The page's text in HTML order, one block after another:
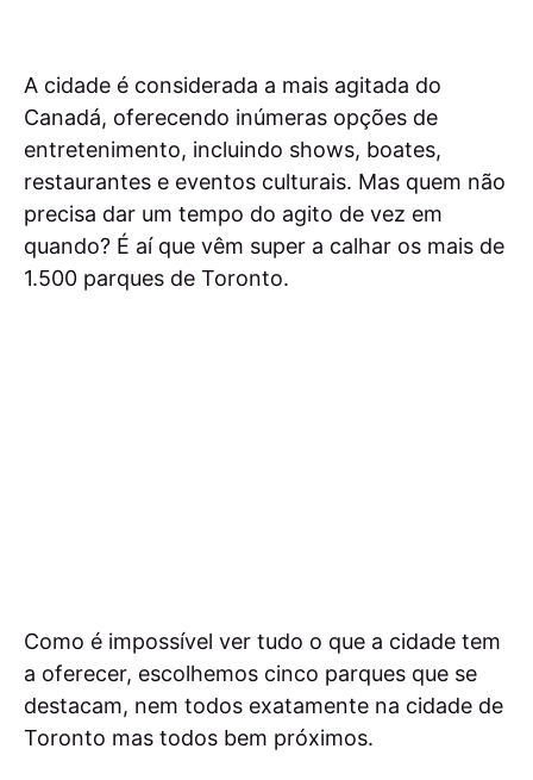
A cidade é considerada a mais agitada do
Canadá, oferecendo inúmeras opções de
entretenimento, incluindo shows, boates,
restaurantes e eventos culturais. Mas quem não
precisa dar um tempo do agito de vez em
quando? É aí que vêm super a calhar os mais de
1.500 parques de Toronto.
Como é impossível ver tudo o que a cidade tem
a oferecer, escolhemos cinco parques que se
destacam, nem todos exatamente na cidade de
Toronto mas todos bem próximos.